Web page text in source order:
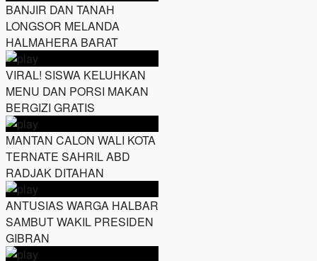
BANJIR DAN TANAH
LONGSOR MELANDA
HALMAHERA BARAT
VIRAL! SISWA KELUHKAN
MENU DAN PORSI MAKAN
BERGIZI GRATIS
MANTAN CALON WALI KOTA
TERNATE SAHRIL ABD
RADJAK DITAHAN
ANTUSIAS WARGA HALBAR
SAMBUT WAKIL PRESIDEN
GIBRAN